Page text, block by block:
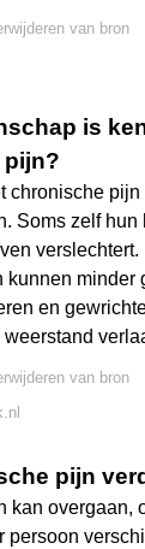
van bron
is
chronische
Soms zelf
verslechtert.
kunnen minder
en
van bron
pijn
kan overgaan,
persoon